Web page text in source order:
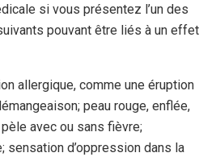
si vous présentez l’un des
pouvant être liés à un effet
allergique, comme une éruption
peau rouge, enflée,
avec ou sans fièvre;
sensation d’oppression dans la